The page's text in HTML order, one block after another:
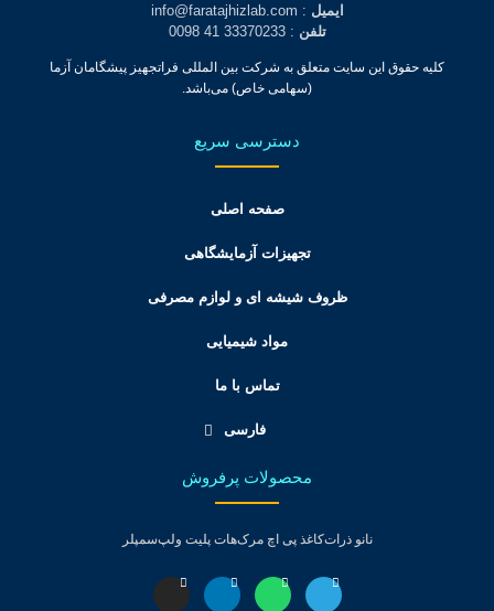
ایمیل : info@faratajhizlab.com
تلفن: 33370233 41 0098
کلیه حقوق این سایت متعلق به شرکت بین المللی فراتجهیز پیشگامان آزما
(سهامی خاص) می‌باشد.
دسترسی سریع
صفحه اصلی
تجهیزات آزمایشگاهی
ظروف شیشه ای و لوازم مصرفی
مواد شیمیایی
تماس با ما
فارسی
محصولات پرفروش
نانو ذراتکاغذ پی اچ مرکهات پلیت ولپسمپلر